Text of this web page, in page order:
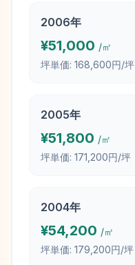
2006年
¥51,000 /㎡
坪単価: 168,600円/坪
2005年
¥51,800 /㎡
坪単価: 171,200円/坪
2004年
¥54,200 /㎡
坪単価: 179,200円/坪